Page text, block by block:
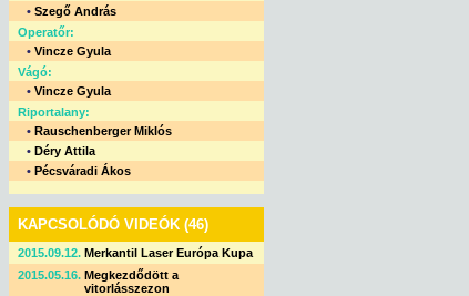
• Szegő András
Operatőr:
• Vincze Gyula
Vágó:
• Vincze Gyula
Riportalany:
• Rauschenberger Miklós
• Déry Attila
• Pécsváradi Ákos
KAPCSOLÓDÓ VIDEÓK (46)
2015.09.12. Merkantil Laser Európa Kupa
2015.05.16. Megkezdődött a
vitorlásszezon